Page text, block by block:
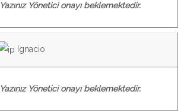
Yazınız Yönetici onayı beklemektedir.
Ignacio
Yazınız Yönetici onayı beklemektedir.